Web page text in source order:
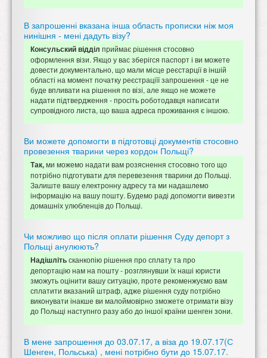
В запрошенні вказана інша область прописки ніж моя
нинішня - мені дадуть візу?
Консульский відділ приймає рішення стосовно
оформлення візи. Якщо у вас зберігся паспорт і ви можете
довести документально, що мали місце реєстарції в іншій
області на момент початку реєстраціїї запрошення - це не
буде впливати на рішення по візі, але якщо не можете
надати підтвердження - просіть роботодавця написати
супровідного листа, що ваша адреса проживання є іншою.
Ви можете допомогти в підготовці документів стосовно
провезення тварини через кордон Польщі?
Так,ми можемо надати вам розяснення стосовно того що
потрібно підготувати для перевезення тварини до Польщі.
Залиште вашу електронну адресу та ми надашлемо
інформацію на вашу пошту. Будемо раді допомогти вивезти
домашніх улюбленців до Польщі.
Чи можливо що після оплати рішення Суду депорт з
Польщі анулюють?
Надішлітьсканкопію рішення про сплату та про
депортацію нам на пошту - розглянувши їх наші юристи
зможуть оцінити вашу ситуацію, проте рекоменжуємо вам
сплатити вказаний штраф, адже рішення суду потрібно
виконувати інакше ви малоймовірно зможете отримати візу
до Польщі наступнго разу або до іншої країни шенген зони.
В мене запрошення до 03.07.17, а віза до 19.07.17(С
Шенген, Польська) , мені потрібно бути до 15.07.17.